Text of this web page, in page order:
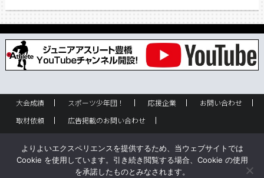
大会成績 スポーツ少年団！ 応援企業
お問い合わせ
取材依頼
広告掲載のお問い合わせ
バックナンバー
サイトポリシー
よりよいエクスペリエンスを提供するため、当ウェブサイトでは
Cookie を使用しています。引き続き閲覧する場合、Cookie の使用
を承諾したものとみなされます。